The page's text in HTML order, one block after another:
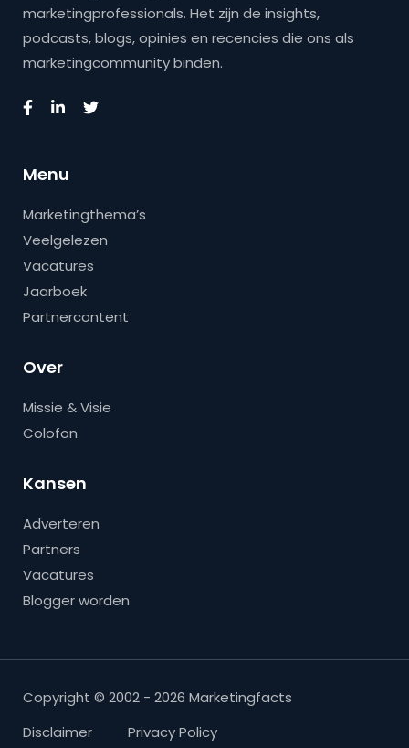
marketingprofessionals. Het zijn de insights,
podcasts, blogs, opinies en recencies die ons als
marketingcommunity binden.
Menu
Marketingthema’s
Veelgelezen
Vacatures
Jaarboek
Partnercontent
Over
Missie & Visie
Colofon
Kansen
Adverteren
Partners
Vacatures
Blogger worden
Copyright © 2002 - 2026 Marketingfacts
Disclaimer
Privacy Policy